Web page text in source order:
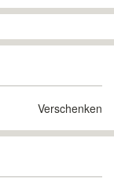
Verschenken